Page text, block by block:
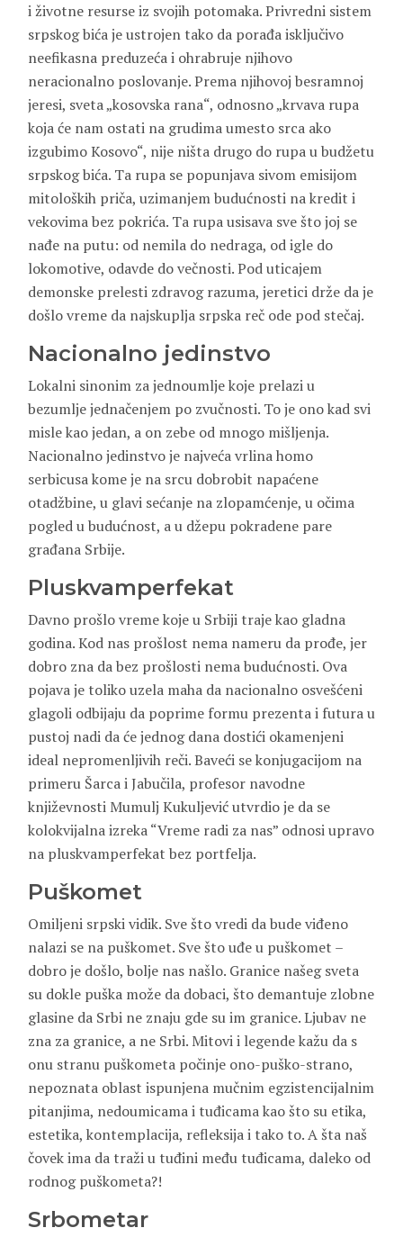
i životne resurse iz svojih potomaka. Privredni sistem
srpskog bića je ustrojen tako da porađa isključivo
neefikasna preduzeća i ohrabruje njihovo
neracionalno poslovanje. Prema njihovoj besramnoj
jeresi, sveta „kosovska rana“, odnosno „krvava rupa
koja će nam ostati na grudima umesto srca ako
izgubimo Kosovo“, nije ništa drugo do rupa u budžetu
srpskog bića. Ta rupa se popunjava sivom emisijom
mitoloških priča, uzimanjem budućnosti na kredit i
vekovima bez pokrića. Ta rupa usisava sve što joj se
nađe na putu: od nemila do nedraga, od igle do
lokomotive, odavde do večnosti. Pod uticajem
demonske prelesti zdravog razuma, jeretici drže da je
došlo vreme da najskuplja srpska reč ode pod stečaj.
Nacionalno jedinstvo
Lokalni sinonim za jednoumlje koje prelazi u
bezumlje jednačenjem po zvučnosti. To je ono kad svi
misle kao jedan, a on zebe od mnogo mišljenja.
Nacionalno jedinstvo je najveća vrlina homo
serbicusa kome je na srcu dobrobit napaćene
otadžbine, u glavi sećanje na zlopamćenje, u očima
pogled u budućnost, a u džepu pokradene pare
građana Srbije.
Pluskvamperfekat
Davno prošlo vreme koje u Srbiji traje kao gladna
godina. Kod nas prošlost nema nameru da prođe, jer
dobro zna da bez prošlosti nema budućnosti. Ova
pojava je toliko uzela maha da nacionalno osvešćeni
glagoli odbijaju da poprime formu prezenta i futura u
pustoj nadi da će jednog dana dostići okamenjeni
ideal nepromenljivih reči. Baveći se konjugacijom na
primeru Šarca i Jabučila, profesor navodne
književnosti Mumulj Kukuljević utvrdio je da se
kolokvijalna izreka “Vreme radi za nas” odnosi upravo
na pluskvamperfekat bez portfelja.
Puškomet
Omiljeni srpski vidik. Sve što vredi da bude viđeno
nalazi se na puškomet. Sve što uđe u puškomet –
dobro je došlo, bolje nas našlo. Granice našeg sveta
su dokle puška može da dobaci, što demantuje zlobne
glasine da Srbi ne znaju gde su im granice. Ljubav ne
zna za granice, a ne Srbi. Mitovi i legende kažu da s
onu stranu puškometa počinje ono-puško-strano,
nepoznata oblast ispunjena mučnim egzistencijalnim
pitanjima, nedoumicama i tuđicama kao što su etika,
estetika, kontemplacija, refleksija i tako to. A šta naš
čovek ima da traži u tuđini među tuđicama, daleko od
rodnog puškometa?!
Srbometar